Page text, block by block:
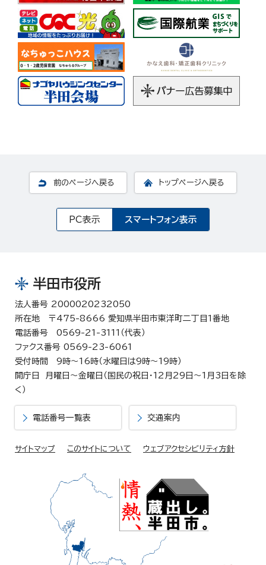
前のページへ戻る トップページへ戻る
PC表示 スマートフォン表示
半田市役所
法人番号 2000020232050
所在地 〒475-8666 愛知県半田市東洋町二丁目1番地
電話番号 0569-21-3111（代表）
ファクス番号 0569-23-6061
受付時間 9時～16時（水曜日は9時～19時）
開庁日 月曜日～金曜日（国民の祝日・12月29日～1月3日を除
く）
電話番号一覧表 交通案内
サイトマップ このサイトについて ウェブアクセシビリティ方針